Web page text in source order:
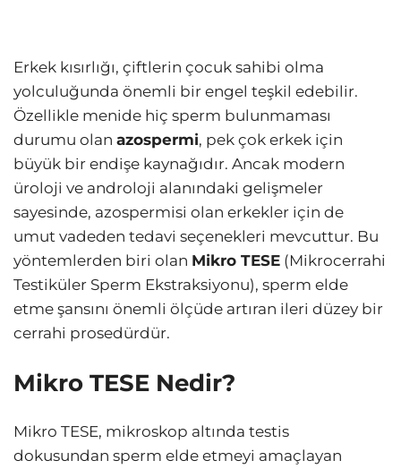
Erkek kısırlığı, çiftlerin çocuk sahibi olma
yolculuğunda önemli bir engel teşkil edebilir.
Özellikle menide hiç sperm bulunmaması
durumu olan azospermi, pek çok erkek için
büyük bir endişe kaynağıdır. Ancak modern
üroloji ve androloji alanındaki gelişmeler
sayesinde, azospermisi olan erkekler için de
umut vadeden tedavi seçenekleri mevcuttur. Bu
yöntemlerden biri olan Mikro TESE (Mikrocerrahi
Testiküler Sperm Ekstraksiyonu), sperm elde
etme şansını önemli ölçüde artıran ileri düzey bir
cerrahi prosedürdür.
Mikro TESE Nedir?
Mikro TESE, mikroskop altında testis
dokusundan sperm elde etmeyi amaçlayan